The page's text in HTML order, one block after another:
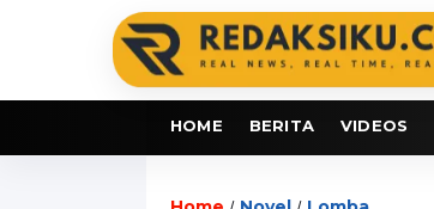
HOME BERITA VIDEOS